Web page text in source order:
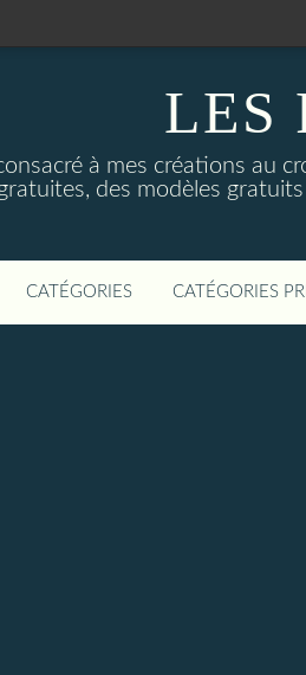
LES
à mes créations au
des modèles
CATÉGORIES CATÉGORIES